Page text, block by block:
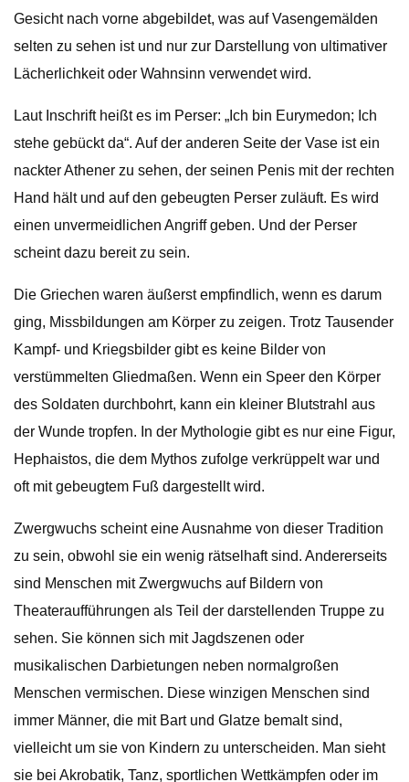
Gesicht nach vorne abgebildet, was auf Vasengemälden
selten zu sehen ist und nur zur Darstellung von ultimativer
Lächerlichkeit oder Wahnsinn verwendet wird.
Laut Inschrift heißt es im Perser: „Ich bin Eurymedon; Ich
stehe gebückt da“. Auf der anderen Seite der Vase ist ein
nackter Athener zu sehen, der seinen Penis mit der rechten
Hand hält und auf den gebeugten Perser zuläuft. Es wird
einen unvermeidlichen Angriff geben. Und der Perser
scheint dazu bereit zu sein.
Die Griechen waren äußerst empfindlich, wenn es darum
ging, Missbildungen am Körper zu zeigen. Trotz Tausender
Kampf- und Kriegsbilder gibt es keine Bilder von
verstümmelten Gliedmaßen. Wenn ein Speer den Körper
des Soldaten durchbohrt, kann ein kleiner Blutstrahl aus
der Wunde tropfen. In der Mythologie gibt es nur eine Figur,
Hephaistos, die dem Mythos zufolge verkrüppelt war und
oft mit gebeugtem Fuß dargestellt wird.
Zwergwuchs scheint eine Ausnahme von dieser Tradition
zu sein, obwohl sie ein wenig rätselhaft sind. Andererseits
sind Menschen mit Zwergwuchs auf Bildern von
Theateraufführungen als Teil der darstellenden Truppe zu
sehen. Sie können sich mit Jagdszenen oder
musikalischen Darbietungen neben normalgroßen
Menschen vermischen. Diese winzigen Menschen sind
immer Männer, die mit Bart und Glatze bemalt sind,
vielleicht um sie von Kindern zu unterscheiden. Man sieht
sie bei Akrobatik, Tanz, sportlichen Wettkämpfen oder im